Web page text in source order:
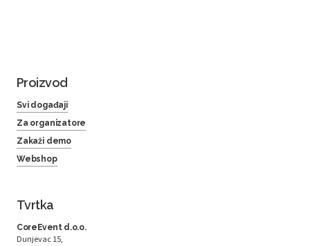
Proizvod
Svi događaji
Za organizatore
Zakaži demo
Webshop
Tvrtka
CoreEvent d.o.o.
Dunjevac 15,